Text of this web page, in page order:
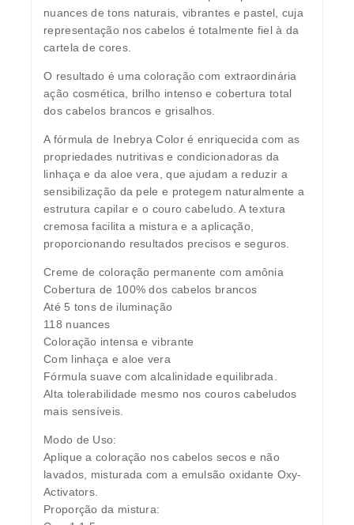
nuances de tons naturais, vibrantes e pastel, cuja
representação nos cabelos é totalmente fiel à da
cartela de cores.
O resultado é uma coloração com extraordinária
ação cosmética, brilho intenso e cobertura total
dos cabelos brancos e grisalhos.
A fórmula de Inebrya Color é enriquecida com as
propriedades nutritivas e condicionadoras da
linhaça e da aloe vera, que ajudam a reduzir a
sensibilização da pele e protegem naturalmente a
estrutura capilar e o couro cabeludo. A textura
cremosa facilita a mistura e a aplicação,
proporcionando resultados precisos e seguros.
Creme de coloração permanente com amônia
Cobertura de 100% dos cabelos brancos
Até 5 tons de iluminação
118 nuances
Coloração intensa e vibrante
Com linhaça e aloe vera
Fórmula suave com alcalinidade equilibrada.
Alta tolerabilidade mesmo nos couros cabeludos
mais sensíveis.
Modo de Uso:
Aplique a coloração nos cabelos secos e não
lavados, misturada com a emulsão oxidante Oxy-
Activators.
Proporção da mistura: